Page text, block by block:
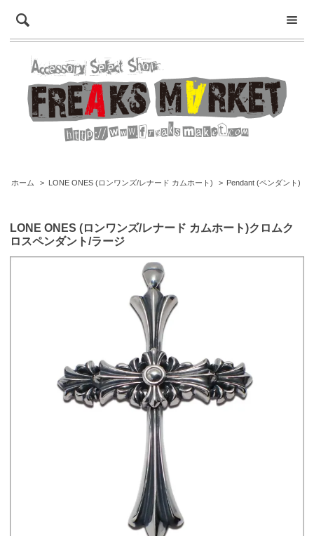
ホーム > LONE ONES (ロンワンズ/レナード カムホート) > Pendant (ペンダント)
LONE ONES (ロンワンズ/レナード カムホート)クロムク
ロスペンダント/ラージ